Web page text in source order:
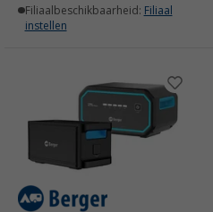
Filiaalbeschikbaarheid: Filiaal
instellen